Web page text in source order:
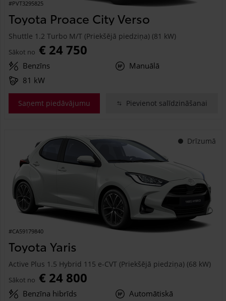
#PVT3295825
Toyota Proace City Verso
Shuttle 1.2 Turbo M/T (Priekšējā piedziņa) (81 kW)
Sākot no € 24 750
Benzīns
Manuālā
81 kW
Saņemt piedāvājumu Pievienot salīdzināšanai
Drīzumā
#CA59179840
Toyota Yaris
Active Plus 1.5 Hybrid 115 e-CVT (Priekšējā piedziņa) (68 kW)
Sākot no € 24 800
Benzīna hibrīds
Automātiskā